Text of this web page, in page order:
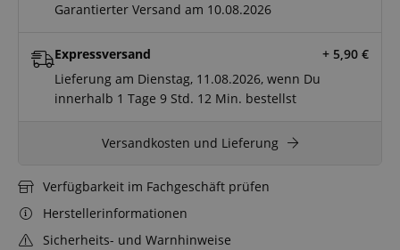
Garantierter Versand am 10.08.2026
Expressversand + 5,90 €
Lieferung am Dienstag, 11.08.2026, wenn Du
innerhalb 1 Tage 9 Std. 12 Min. bestellst
Versandkosten und Lieferung
Verfügbarkeit im Fachgeschäft prüfen
Herstellerinformationen
Sicherheits- und Warnhinweise